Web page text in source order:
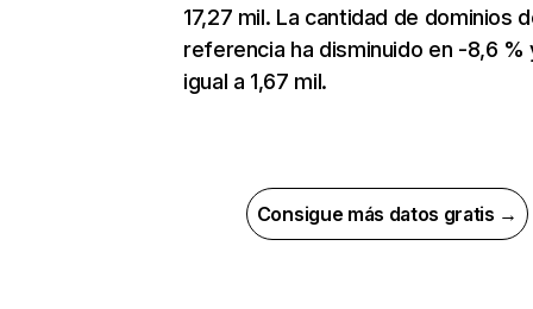
17,27 mil. La cantidad de dominios
referencia ha disminuido en -8,6 %
igual a 1,67 mil.
Consigue más datos gratis →